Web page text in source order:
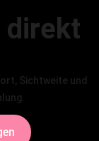
direkt
Sichtweite und